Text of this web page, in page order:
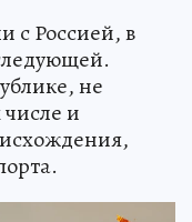
с Россией, в
не
и